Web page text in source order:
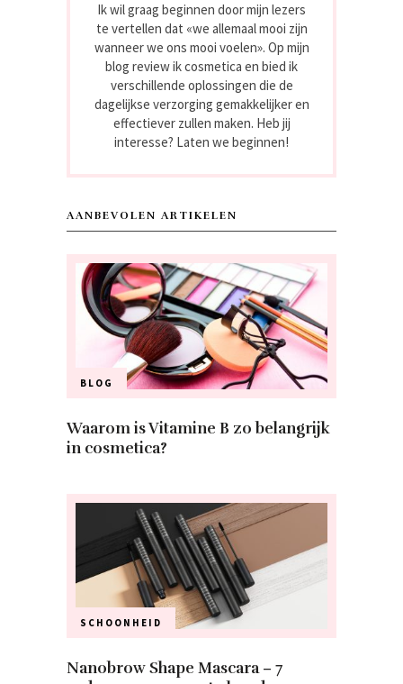
Ik wil graag beginnen door mijn lezers
te vertellen dat «we allemaal mooi zijn
wanneer we ons mooi voelen». Op mijn
blog review ik cosmetica en bied ik
verschillende oplossingen die de
dagelijkse verzorging gemakkelijker en
effectiever zullen maken. Heb jij
interesse? Laten we beginnen!
AANBEVOLEN ARTIKELEN
BLOG
Waarom is Vitamine B zo belangrijk
in cosmetica?
SCHOONHEID
Nanobrow Shape Mascara – 7